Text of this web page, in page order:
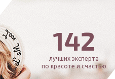
142
лучших эксперта
по красоте и счастью